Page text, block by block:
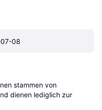
08
stammen von
dienen lediglich zur